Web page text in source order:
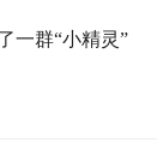
一群“小精灵”